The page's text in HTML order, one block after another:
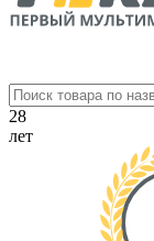
28
лет